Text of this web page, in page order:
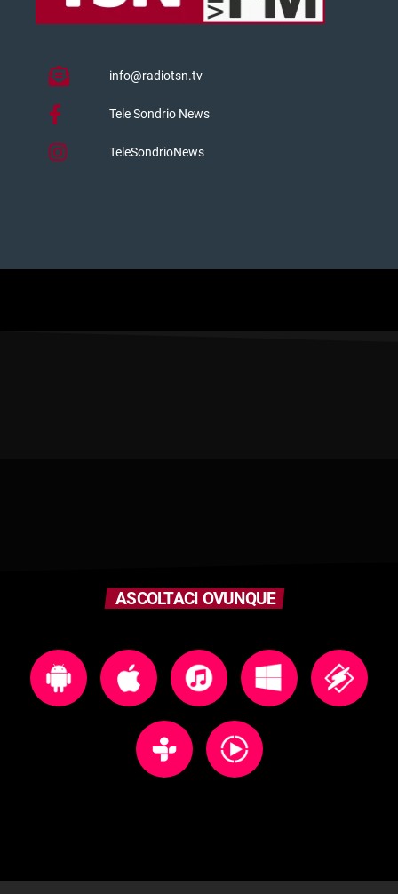
info@radiotsn.tv
Tele Sondrio News
TeleSondrioNews
ASCOLTACI OVUNQUE